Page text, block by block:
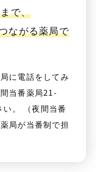
で、
ながる薬局で
に電話をしてみ
当番薬局21-
。 （夜間当番
局が当番制で担